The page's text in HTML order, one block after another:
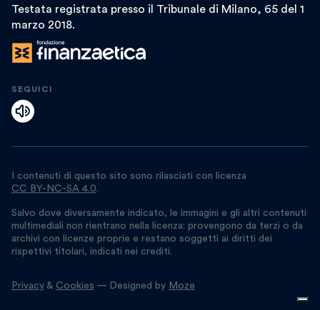
Testata registrata presso il Tribunale di Milano, 65 del 1
marzo 2018.
SEGUICI
I contenuti di questo sito sono rilasciati con licenza
CC BY-NC-SA 4.0.
Salvo dove diversamente indicato, le immagini e gli altri contenuti
multimediali non rientrano nella licenza: provengono da terzi o da
archivi con licenze proprie e restano soggetti ai diritti dei
rispettivi titolari, indicati nei crediti.
Privacy & Cookies — Designed by Moze